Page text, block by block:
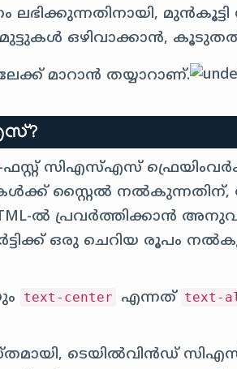
മുൻകൂട്ടി
ഒഴിവാക്കാൻ,
മാറാൻ തയ്യാറാണ്.
ഫസ്റ്റ് സി‌എസ്‌എസ്
സ്റ്റൈൽ
HTML-ൽ പ്രവർത്തിക്കാൻ
ഒരു ചെറിയ രൂപം
text-center എന്നത് text-
ടെയിൽ‌വിൻഡ്